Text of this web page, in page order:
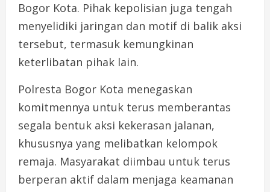
Bogor Kota. Pihak kepolisian juga tengah
menyelidiki jaringan dan motif di balik aksi
tersebut, termasuk kemungkinan
keterlibatan pihak lain.
Polresta Bogor Kota menegaskan
komitmennya untuk terus memberantas
segala bentuk aksi kekerasan jalanan,
khususnya yang melibatkan kelompok
remaja. Masyarakat diimbau untuk terus
berperan aktif dalam menjaga keamanan